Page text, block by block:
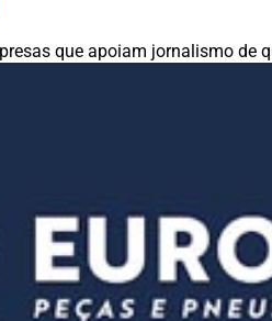
que apoiam jornalismo de